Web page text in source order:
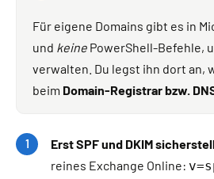
Für eigene Domains gibt es in
und keine PowerShell-Befehle,
verwalten. Du legst ihn dort an,
beim Domain-Registrar bzw.
Erst SPF und DKIM
reines Exchange Online: